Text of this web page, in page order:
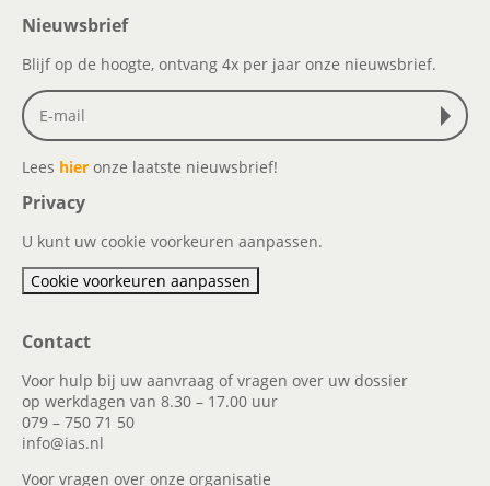
Nieuwsbrief
Blijf op de hoogte, ontvang 4x per jaar onze nieuwsbrief.
Lees hier onze laatste nieuwsbrief!
Privacy
U kunt uw cookie voorkeuren aanpassen.
Cookie voorkeuren aanpassen
Contact
Voor hulp bij uw aanvraag of vragen over uw dossier
op werkdagen van 8.30 – 17.00 uur
079 – 750 71 50
info@ias.nl
Voor vragen over onze organisatie